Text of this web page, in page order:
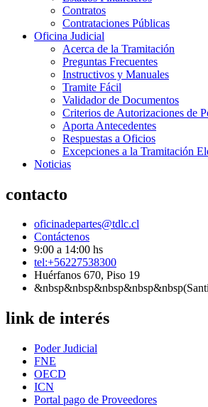
Contratos
Contrataciones Públicas
Oficina Judicial
Acerca de la Tramitación
Preguntas Frecuentes
Instructivos y Manuales
Tramite Fácil
Validador de Documentos
Criterios de Autorizaciones de
Aporta Antecedentes
Respuestas a Oficios
Excepciones a la Tramitación
Noticias
contacto
oficinadepartes@tdlc.cl
Contáctenos
9:00 a 14:00 hs
tel:+56227538300
Huérfanos 670, Piso 19
link de interés
Poder Judicial
FNE
OECD
ICN
Portal pago de Proveedores